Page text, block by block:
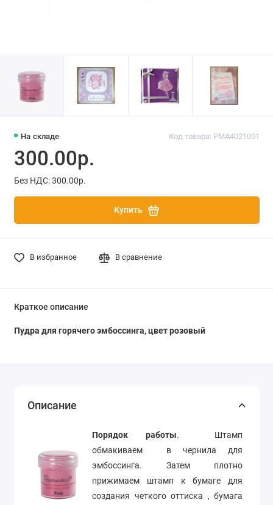
На складе Код товара: PMA4021001
300.00р.
Без НДС: 300.00р.
Купить
В избранное В сравнение
Краткое описание
Пудра для горячего эмбоссинга, цвет розовый
Описание
Порядок работы. Штамп
обмакиваем в чернила для
эмбоссинга. Затем плотно
прижимаем штамп к бумаге для
создания четкого оттиска , бумага